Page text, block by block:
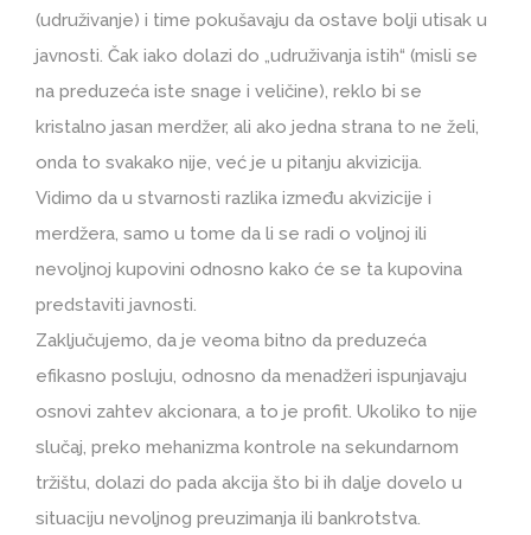
(udruživanje) i time pokušavaju da ostave bolji utisak u
javnosti. Čak iako dolazi do „udruživanja istih“ (misli se
na preduzeća iste snage i veličine), reklo bi se
kristalno jasan merdžer, ali ako jedna strana to ne želi,
onda to svakako nije, već je u pitanju akvizicija.
Vidimo da u stvarnosti razlika između akvizicije i
merdžera, samo u tome da li se radi o voljnoj ili
nevoljnoj kupovini odnosno kako će se ta kupovina
predstaviti javnosti.
Zaključujemo, da je veoma bitno da preduzeća
efikasno posluju, odnosno da menadžeri ispunjavaju
osnovi zahtev akcionara, a to je profit. Ukoliko to nije
slučaj, preko mehanizma kontrole na sekundarnom
tržištu, dolazi do pada akcija što bi ih dalje dovelo u
situaciju nevoljnog preuzimanja ili bankrotstva.